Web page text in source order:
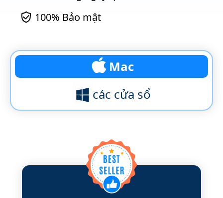
100% Bảo mật
Mac
các cửa sổ